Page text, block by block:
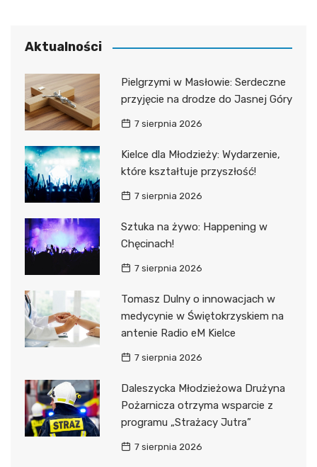
Aktualności
Pielgrzymi w Masłowie: Serdeczne
przyjęcie na drodze do Jasnej Góry
7 sierpnia 2026
Kielce dla Młodzieży: Wydarzenie,
które kształtuje przyszłość!
7 sierpnia 2026
Sztuka na żywo: Happening w
Chęcinach!
7 sierpnia 2026
Tomasz Dulny o innowacjach w
medycynie w Świętokrzyskiem na
antenie Radio eM Kielce
7 sierpnia 2026
Daleszycka Młodzieżowa Drużyna
Pożarnicza otrzyma wsparcie z
programu „Strażacy Jutra”
7 sierpnia 2026